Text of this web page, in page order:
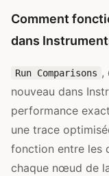
Comment
dans
Run Comparisons ,
nouveau dans
performance
une trace
fonction entre les
chaque nœud de